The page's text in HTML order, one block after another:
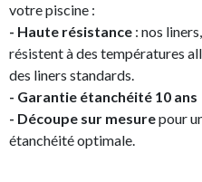
votre piscine :
- Haute résistance : nos
résistent à des températures
des liners standards.
- Garantie étanchéité 10 ans
- Découpe sur mesurepour
étanchéité optimale.